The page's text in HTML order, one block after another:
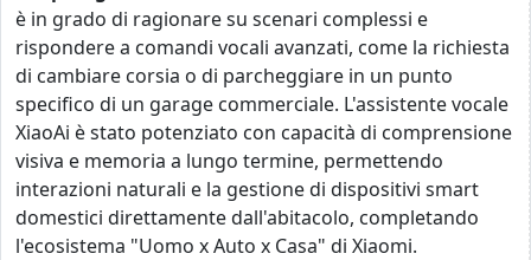
è in grado di ragionare su scenari complessi e
rispondere a comandi vocali avanzati, come la richiesta
di cambiare corsia o di parcheggiare in un punto
specifico di un garage commerciale. L'assistente vocale
XiaoAi è stato potenziato con capacità di comprensione
visiva e memoria a lungo termine, permettendo
interazioni naturali e la gestione di dispositivi smart
domestici direttamente dall'abitacolo, completando
l'ecosistema "Uomo x Auto x Casa" di Xiaomi.